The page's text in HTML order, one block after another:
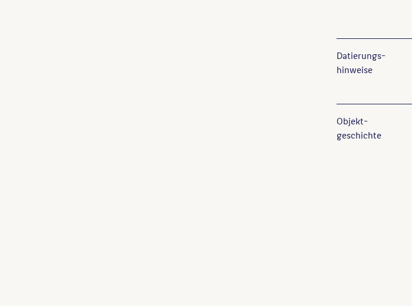
Datierungs­
hinweise
Objekt­
geschichte